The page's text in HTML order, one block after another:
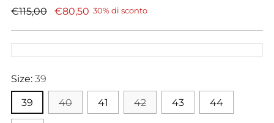
Prezzo
€115,00 €80,50 30% di sconto
Size: 39
39
40 41 42 43 44